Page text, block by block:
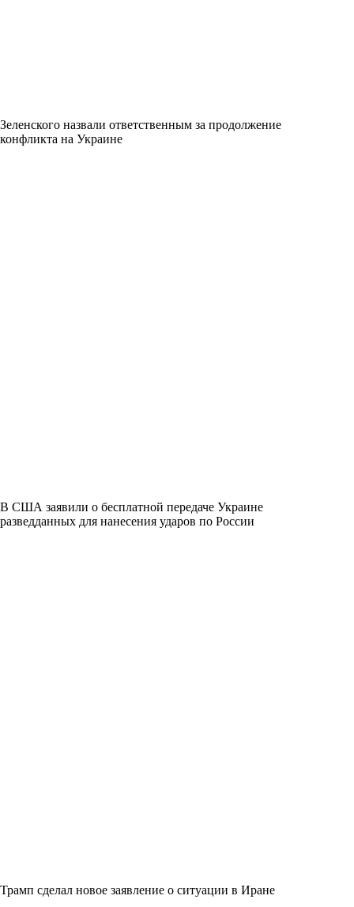
Зеленского назвали ответственным за продолжение
конфликта на Украине
В США заявили о бесплатной передаче Украине
разведданных для нанесения ударов по России
Трамп сделал новое заявление о ситуации в Иране